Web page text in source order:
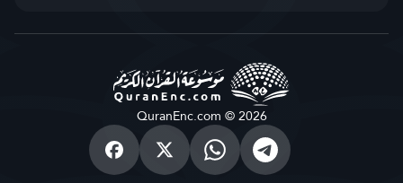
QuranEnc.com © 2026